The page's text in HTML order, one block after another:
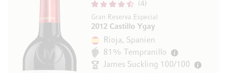
4
Gran Reserva Especial
2012 Castillo Ygay
Rioja, Spanien
81% Tempranillo
James Suckling 100/100